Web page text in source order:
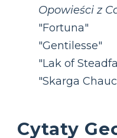
Opowieści z
"Fortuna"
"Gentilesse"
"Lak of
"Skarga
Cytaty